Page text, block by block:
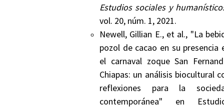
Estudios sociales y
vol. 20, núm. 1, 2021.
Newell, Gillian E., et al., "La
pozol de cacao en su presencia
el carnaval zoque San
Chiapas: un análisis biocultural
reflexiones para la
contemporánea" en